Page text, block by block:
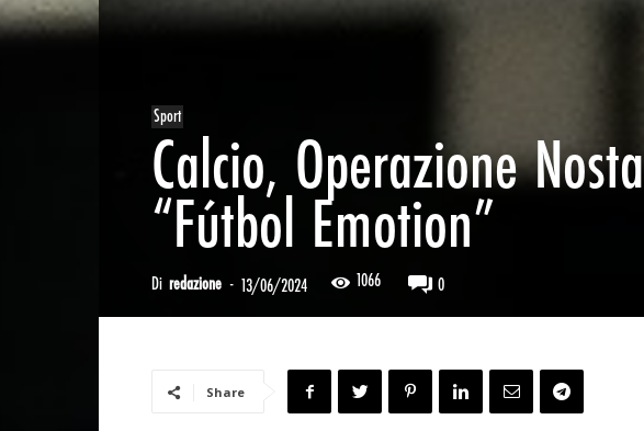
Sport
Calcio, Operazione
“Fútbol Emotion”
Di redazione - 13/06/2024 1066 0
Share